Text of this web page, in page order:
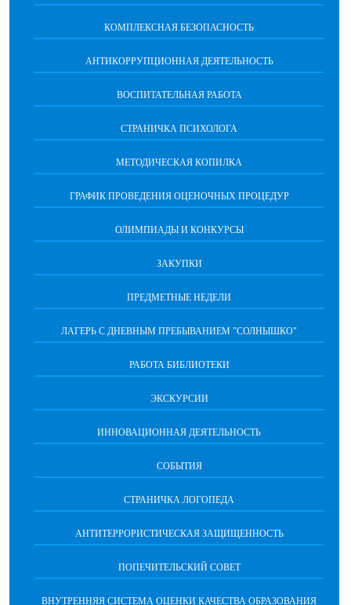
КОМПЛЕКСНАЯ БЕЗОПАСНОСТЬ
АНТИКОРРУПЦИОННАЯ ДЕЯТЕЛЬНОСТЬ
ВОСПИТАТЕЛЬНАЯ РАБОТА
СТРАНИЧКА ПСИХОЛОГА
МЕТОДИЧЕСКАЯ КОПИЛКА
ГРАФИК ПРОВЕДЕНИЯ ОЦЕНОЧНЫХ ПРОЦЕДУР
ОЛИМПИАДЫ И КОНКУРСЫ
ЗАКУПКИ
ПРЕДМЕТНЫЕ НЕДЕЛИ
ЛАГЕРЬ С ДНЕВНЫМ ПРЕБЫВАНИЕМ "СОЛНЫШКО"
РАБОТА БИБЛИОТЕКИ
ЭКСКУРСИИ
ИННОВАЦИОННАЯ ДЕЯТЕЛЬНОСТЬ
СОБЫТИЯ
СТРАНИЧКА ЛОГОПЕДА
АНТИТЕРРОРИСТИЧЕСКАЯ ЗАЩИЩЕННОСТЬ
ПОПЕЧИТЕЛЬСКИЙ СОВЕТ
ВНУТРЕННЯЯ СИСТЕМА ОЦЕНКИ КАЧЕСТВА ОБРАЗОВАНИЯ